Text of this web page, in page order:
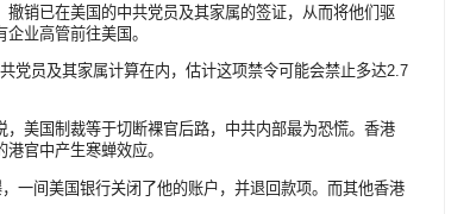
销已在美国的中共党员及其家属的签证，从而将他们驱
业高管前往美国。
党员及其家属计算在内，估计这项禁令可能会禁止多达2.7
，美国制裁等于切断裸官后路，中共内部最为恐慌。香港
港官中产生寒蝉效应。
一间美国银行关闭了他的账户，并退回款项。而其他香港